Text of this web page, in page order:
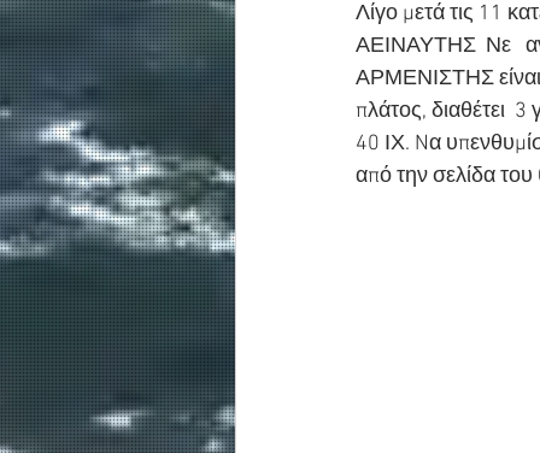
Λίγο μετά τις 11
ΑΕΙΝΑΥΤΗΣ  Νε
ΑΡΜΕΝΙΣΤΗΣ είναι
πλάτος, διαθέτει
40 ΙΧ. Nα
από την σελίδα